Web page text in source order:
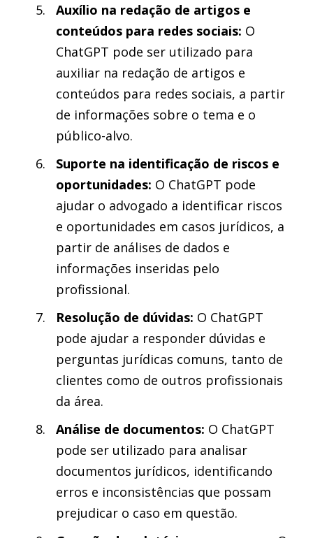
Auxílio na redação de artigos e
conteúdos para redes sociais: O
ChatGPT pode ser utilizado para
auxiliar na redação de artigos e
conteúdos para redes sociais, a partir
de informações sobre o tema e o
público-alvo.
Suporte na identificação de riscos e
oportunidades: O ChatGPT pode
ajudar o advogado a identificar riscos
e oportunidades em casos jurídicos, a
partir de análises de dados e
informações inseridas pelo
profissional.
Resolução de dúvidas: O ChatGPT
pode ajudar a responder dúvidas e
perguntas jurídicas comuns, tanto de
clientes como de outros profissionais
da área.
Análise de documentos: O ChatGPT
pode ser utilizado para analisar
documentos jurídicos, identificando
erros e inconsistências que possam
prejudicar o caso em questão.